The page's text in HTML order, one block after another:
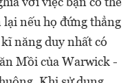
lại nếu họ đứng thẳng
năng duy nhất có
Mồi của Warwick -